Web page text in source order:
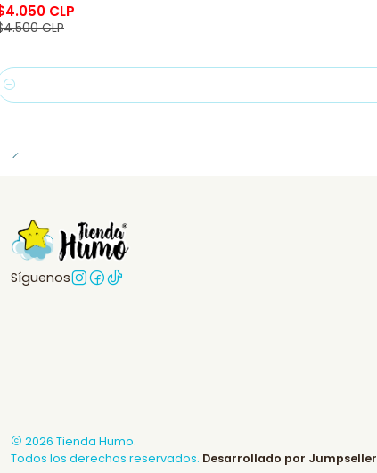
CLP
CLP
Síguenos
2026 Tienda Humo.
Todos los derechos reservados. Desarrollado por Jumpseller